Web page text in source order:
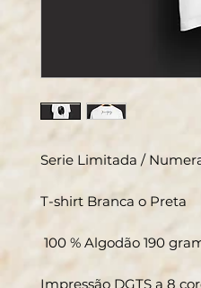
Serie Limitada /
T-shirt Branca o Preta
100 % Algodão 190
Impressão DGTS a 8